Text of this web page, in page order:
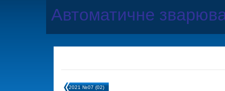
Автоматичне
2021 №07 (02)